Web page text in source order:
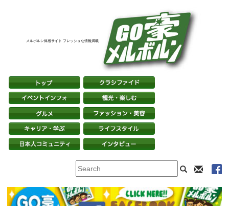
メルボルン体感サイト フレッシュな情報満載